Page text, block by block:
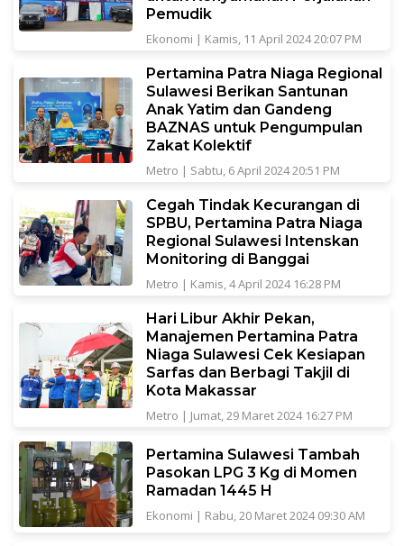
Pemudik
Ekonomi | Kamis, 11 April 2024 20:07 PM
Pertamina Patra Niaga Regional
Sulawesi Berikan Santunan
Anak Yatim dan Gandeng
BAZNAS untuk Pengumpulan
Zakat Kolektif
Metro | Sabtu, 6 April 2024 20:51 PM
Cegah Tindak Kecurangan di
SPBU, Pertamina Patra Niaga
Regional Sulawesi Intenskan
Monitoring di Banggai
Metro | Kamis, 4 April 2024 16:28 PM
Hari Libur Akhir Pekan,
Manajemen Pertamina Patra
Niaga Sulawesi Cek Kesiapan
Sarfas dan Berbagi Takjil di
Kota Makassar
Metro | Jumat, 29 Maret 2024 16:27 PM
Pertamina Sulawesi Tambah
Pasokan LPG 3 Kg di Momen
Ramadan 1445 H
Ekonomi | Rabu, 20 Maret 2024 09:30 AM